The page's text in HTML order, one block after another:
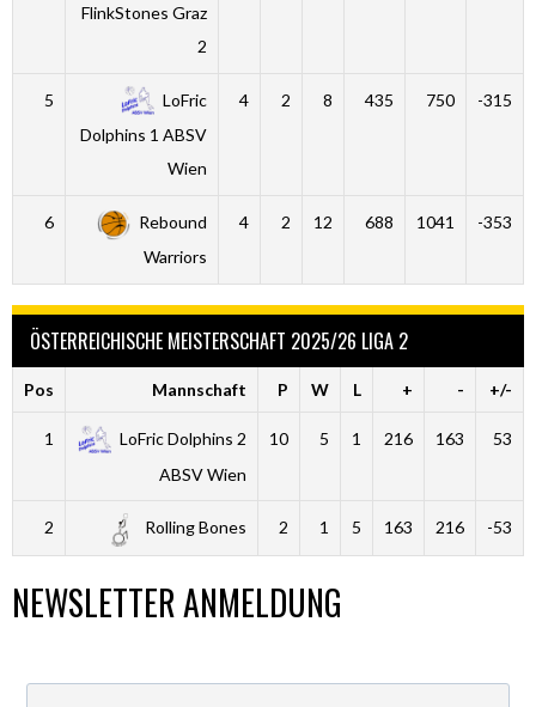
FlinkStones Graz
2
5
LoFric
Dolphins 1 ABSV
Wien
4 2 8 435 750 -315
6
Rebound
Warriors
4 2 12 688 1041 -353
ÖSTERREICHISCHE MEISTERSCHAFT 2025/26 LIGA 2
Pos Mannschaft P W L + - +/-
1
LoFric Dolphins 2
ABSV Wien
10 5 1 216 163 53
2 Rolling Bones 2 1 5 163 216 -53
NEWSLETTER ANMELDUNG